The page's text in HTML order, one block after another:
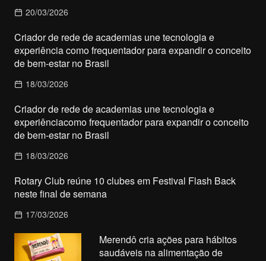
20/03/2026
Criador de rede de academias une tecnologia e
experiência como frequentador para expandir o conceito
de bem-estar no Brasil
18/03/2026
Criador de rede de academias une tecnologia e
experiênciacomo frequentador para expandir o conceito
de bem-estar no Brasil
18/03/2026
Rotary Club reúne 10 clubes em Festival Flash Back
neste final de semana
17/03/2026
Merendô cria ações para hábitos
saudáveis na alimentação de